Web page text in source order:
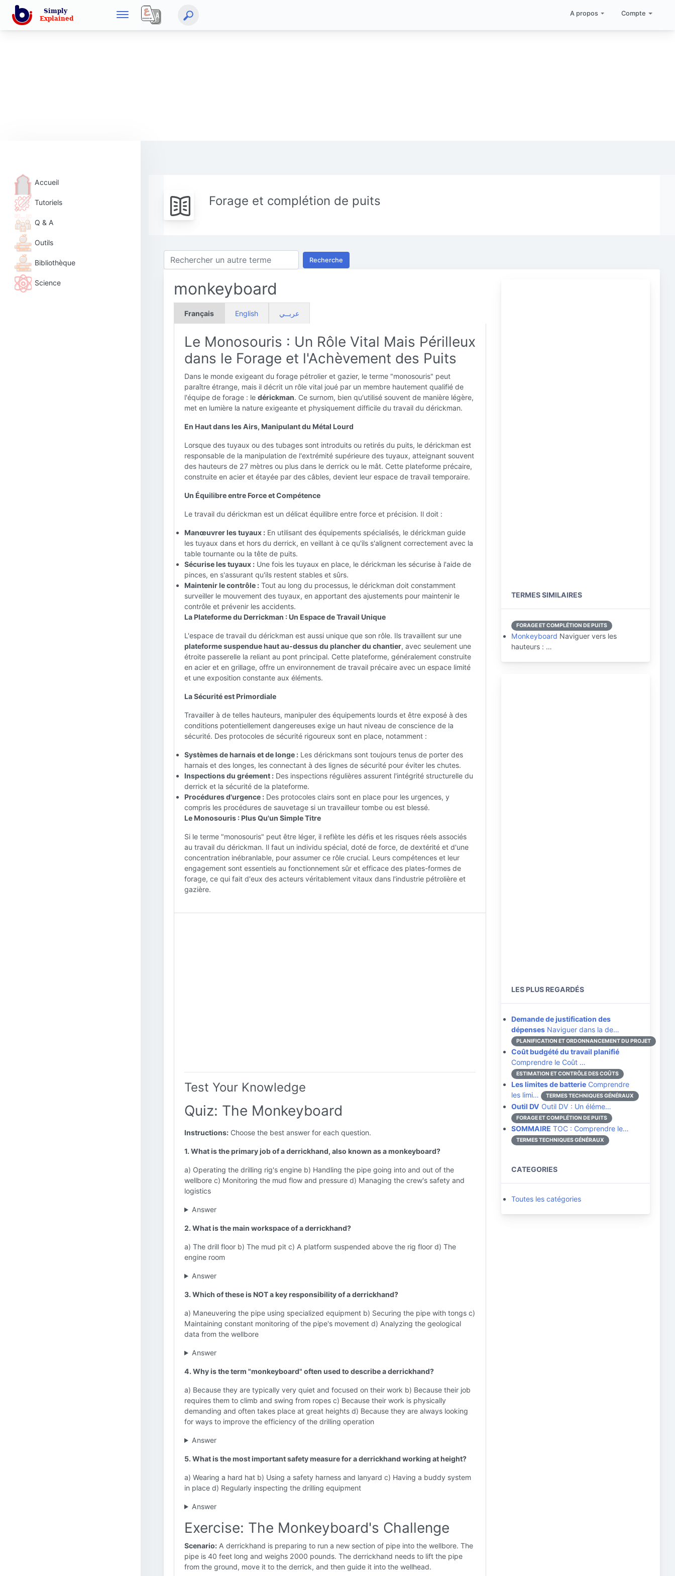
A propos Compte
Accueil
Tutoriels
Q & A
Outils
Bibliothèque
Science
Forage et complétion de puits
Recherche
monkeyboard
Français English عربــي
Le Monosouris : Un Rôle Vital Mais Périlleux
dans le Forage et l'Achèvement des Puits
Dans le monde exigeant du forage pétrolier et gazier, le terme "monosouris" peut
paraître étrange, mais il décrit un rôle vital joué par un membre hautement qualifié de
l'équipe de forage : le dérickman. Ce surnom, bien qu'utilisé souvent de manière légère,
met en lumière la nature exigeante et physiquement difficile du travail du dérickman.
En Haut dans les Airs, Manipulant du Métal Lourd
Lorsque des tuyaux ou des tubages sont introduits ou retirés du puits, le dérickman est
responsable de la manipulation de l'extrémité supérieure des tuyaux, atteignant souvent
des hauteurs de 27 mètres ou plus dans le derrick ou le mât. Cette plateforme précaire,
construite en acier et étayée par des câbles, devient leur espace de travail temporaire.
Un Équilibre entre Force et Compétence
Le travail du dérickman est un délicat équilibre entre force et précision. Il doit :
Manœuvrer les tuyaux : En utilisant des équipements spécialisés, le dérickman guide
les tuyaux dans et hors du derrick, en veillant à ce qu'ils s'alignent correctement avec la
table tournante ou la tête de puits.
Sécurise les tuyaux : Une fois les tuyaux en place, le dérickman les sécurise à l'aide de
pinces, en s'assurant qu'ils restent stables et sûrs.
Maintenir le contrôle : Tout au long du processus, le dérickman doit constamment
surveiller le mouvement des tuyaux, en apportant des ajustements pour maintenir le
contrôle et prévenir les accidents.
La Plateforme du Derrickman : Un Espace de Travail Unique
L'espace de travail du dérickman est aussi unique que son rôle. Ils travaillent sur une
plateforme suspendue haut au-dessus du plancher du chantier, avec seulement une
étroite passerelle la reliant au pont principal. Cette plateforme, généralement construite
en acier et en grillage, offre un environnement de travail précaire avec un espace limité
et une exposition constante aux éléments.
La Sécurité est Primordiale
Travailler à de telles hauteurs, manipuler des équipements lourds et être exposé à des
conditions potentiellement dangereuses exige un haut niveau de conscience de la
sécurité. Des protocoles de sécurité rigoureux sont en place, notamment :
Systèmes de harnais et de longe : Les dérickmans sont toujours tenus de porter des
harnais et des longes, les connectant à des lignes de sécurité pour éviter les chutes.
Inspections du gréement : Des inspections régulières assurent l'intégrité structurelle du
derrick et la sécurité de la plateforme.
Procédures d'urgence : Des protocoles clairs sont en place pour les urgences, y
compris les procédures de sauvetage si un travailleur tombe ou est blessé.
Le Monosouris : Plus Qu'un Simple Titre
Si le terme "monosouris" peut être léger, il reflète les défis et les risques réels associés
au travail du dérickman. Il faut un individu spécial, doté de force, de dextérité et d'une
concentration inébranlable, pour assumer ce rôle crucial. Leurs compétences et leur
engagement sont essentiels au fonctionnement sûr et efficace des plates-formes de
forage, ce qui fait d'eux des acteurs véritablement vitaux dans l'industrie pétrolière et
gazière.
Test Your Knowledge
Quiz: The Monkeyboard
Instructions: Choose the best answer for each question.
1. What is the primary job of a derrickhand, also known as a monkeyboard?
a) Operating the drilling rig's engine b) Handling the pipe going into and out of the
wellbore c) Monitoring the mud flow and pressure d) Managing the crew's safety and
logistics
Answer
2. What is the main workspace of a derrickhand?
a) The drill floor b) The mud pit c) A platform suspended above the rig floor d) The
engine room
Answer
3. Which of these is NOT a key responsibility of a derrickhand?
a) Maneuvering the pipe using specialized equipment b) Securing the pipe with tongs c)
Maintaining constant monitoring of the pipe's movement d) Analyzing the geological
data from the wellbore
Answer
4. Why is the term "monkeyboard" often used to describe a derrickhand?
a) Because they are typically very quiet and focused on their work b) Because their job
requires them to climb and swing from ropes c) Because their work is physically
demanding and often takes place at great heights d) Because they are always looking
for ways to improve the efficiency of the drilling operation
Answer
5. What is the most important safety measure for a derrickhand working at height?
a) Wearing a hard hat b) Using a safety harness and lanyard c) Having a buddy system
in place d) Regularly inspecting the drilling equipment
Answer
Exercise: The Monkeyboard's Challenge
Scenario: A derrickhand is preparing to run a new section of pipe into the wellbore. The
pipe is 40 feet long and weighs 2000 pounds. The derrickhand needs to lift the pipe
from the ground, move it to the derrick, and then guide it into the wellhead.
TERMES SIMILAIRES
FORAGE ET COMPLÉTION DE PUITS
Monkeyboard Naviguer vers les
hauteurs : …
LES PLUS REGARDÉS
Demande de justification des
dépenses Naviguer dans la de…
PLANIFICATION ET ORDONNANCEMENT DU PROJET
Coût budgété du travail planifié
Comprendre le Coût …
ESTIMATION ET CONTRÔLE DES COÛTS
Les limites de batterie Comprendre
les limi…
TERMES TECHNIQUES GÉNÉRAUX
Outil DV Outil DV : Un éléme…
FORAGE ET COMPLÉTION DE PUITS
SOMMAIRE TOC : Comprendre le…
TERMES TECHNIQUES GÉNÉRAUX
CATEGORIES
Toutes les catégories